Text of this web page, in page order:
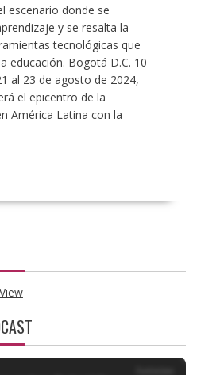
escenario donde se
y se resalta la
tecnológicas que
educación. Bogotá D.C. 10
al 23 de agosto de 2024,
el epicentro de la
América Latina con la